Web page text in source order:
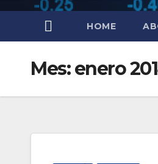
HOME
Mes:enero